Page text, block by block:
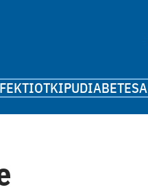
KIPUDIABETES